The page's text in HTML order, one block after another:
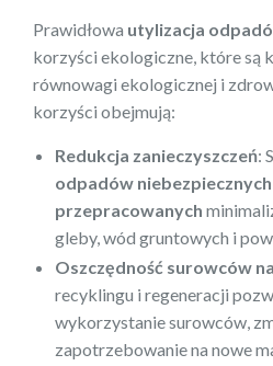
Prawidłowa utylizacja
korzyści ekologiczne, które są
równowagi ekologicznej i
korzyści obejmują:
Redukcja zanieczyszczeń:
odpadów niebezpiecznych
przepracowanych
gleby, wód gruntowych i
Oszczędność surowców
recyklingu i regeneracji
wykorzystanie surowców,
zapotrzebowanie na nowe